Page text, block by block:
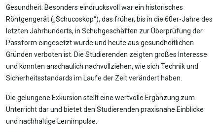
Gesundheit. Besonders eindrucksvoll war ein historisches
Röntgengerät („Schucoskop“), das früher, bis in die 60er-Jahre des
letzten Jahrhunderts, in Schuhgeschäften zur Überprüfung der
Passform eingesetzt wurde und heute aus gesundheitlichen
Gründen verboten ist. Die Studierenden zeigten großes Interesse
und konnten anschaulich nachvollziehen, wie sich Technik und
Sicherheitsstandards im Laufe der Zeit verändert haben.
Die gelungene Exkursion stellt eine wertvolle Ergänzung zum
Unterricht dar und bietet den Studierenden praxisnahe Einblicke
und nachhaltige Lernimpulse.